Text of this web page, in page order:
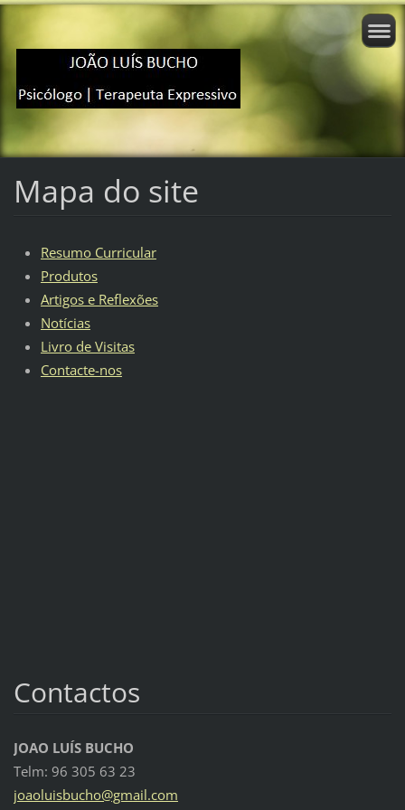
Mapa do site
Resumo Curricular
Produtos
Artigos e Reflexões
Notícias
Livro de Visitas
Contacte-nos
Contactos
JOAO LUÍS BUCHO
Telm: 96 305 63 23
joaoluisbucho@gmail.com